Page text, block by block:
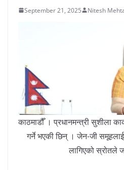
September 21, 2025 Nitesh
काठमाडौँ । प्रधानमन्त्री सुशीला
गर्ने भएकी छिन् । जेन-जी
लागिएको स्रोतले